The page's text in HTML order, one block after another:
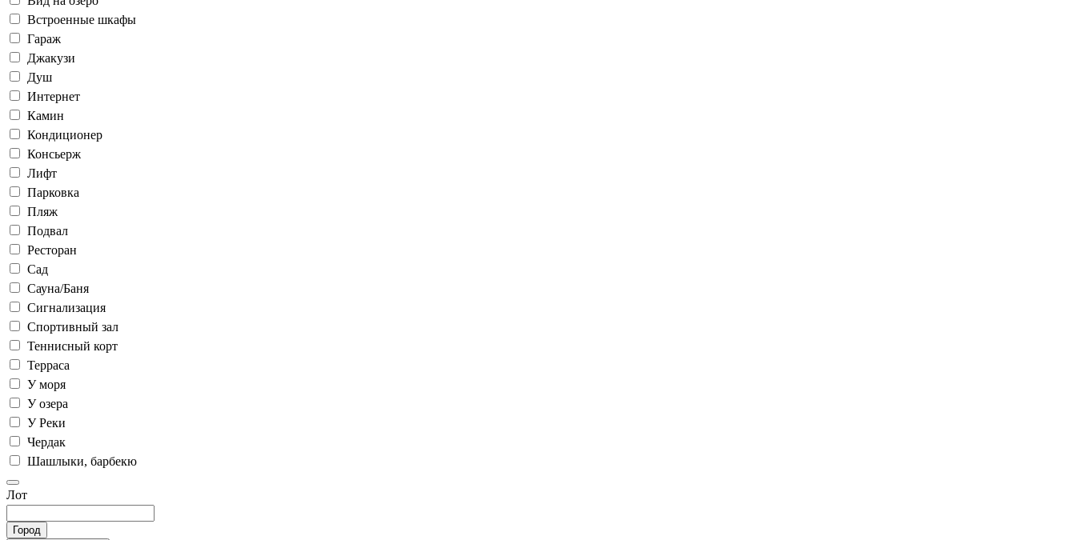
Встроенные шкафы
Гараж
Джакузи
Душ
Интернет
Камин
Кондиционер
Консьерж
Лифт
Парковка
Пляж
Подвал
Ресторан
Сад
Сауна/Баня
Сигнализация
Спортивный зал
Теннисный корт
Терраса
У моря
У озера
У Реки
Чердак
Шашлыки, барбекю
Лот
Город